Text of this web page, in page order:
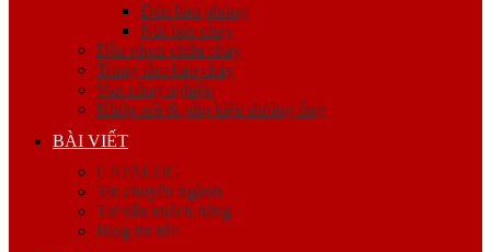
Đèn báo phòng
Nút báo cháy
Đầu phun chữa cháy
Trung tâm báo cháy
Van công nghiệp
Khớp nối & phụ kiện đường ống
BÀI VIẾT
CATALOG
Tin chuyên ngành
Tư vấn khách hàng
Blog tin tức